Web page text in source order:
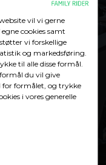
vil vi gerne
cookies samt
vi forskellige
og markedsføring.
til alle disse formål.
du vil give
for formålet, og trykke
i vores generelle